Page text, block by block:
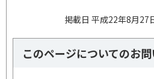
掲載日 平成22年8月27
このページについてのお